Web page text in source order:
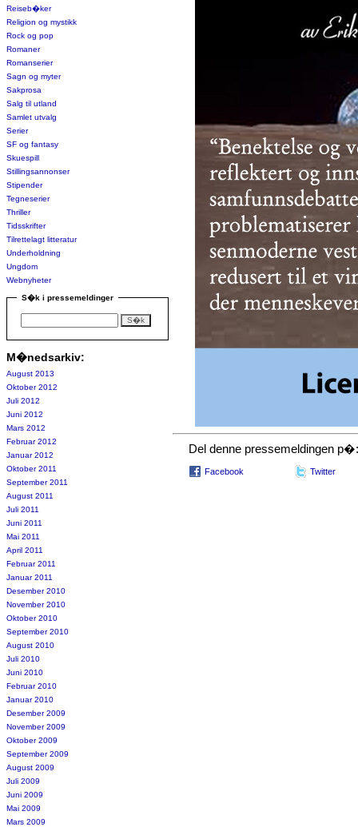
Reiseb�ker
Religion og mystikk
Rock og pop
Romaner
Romanserier
Sagn og myter
Sakprosa
Salg til utland
Samlet utvalg
Serier
SF og fantasy
Skuespill
Stillingsannonser
Stipender
Tegneserier
Thriller
Tidsskrifter
Tilrettelagt litteratur
Underholdning
Ungdom
Webnyheter
S�k i pressemeldinger
M�nedsarkiv:
August 2013
Oktober 2012
Juli 2012
Juni 2012
Mars 2012
Februar 2012
Januar 2012
Oktober 2011
September 2011
August 2011
Juli 2011
Juni 2011
Mai 2011
April 2011
Februar 2011
Januar 2011
Desember 2010
November 2010
Oktober 2010
September 2010
August 2010
Juli 2010
Juni 2010
Februar 2010
Januar 2010
Desember 2009
November 2009
Oktober 2009
September 2009
August 2009
Juli 2009
Juni 2009
Mai 2009
Mars 2009
Del denne pressemeldingen p�:
Facebook Twitter